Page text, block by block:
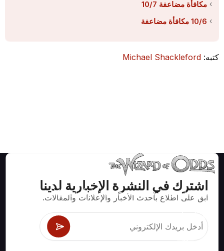
مكافأة مضاعفة 10/7
10/6 مكافأة مضاعفة
كتبه:Michael Shackleford
اشترك في النشرة الإخبارية لدينا
ابق على اطلاع بأحدث الأخبار والإعلانات والمقالات.
استراتيجيات ومعلومات صحيحة رياضيا لألعاب الكازينو مثل
البلاك جاك وكرابس والروليت ومئات الألعاب الأخرى التي
يمكن لعبها.